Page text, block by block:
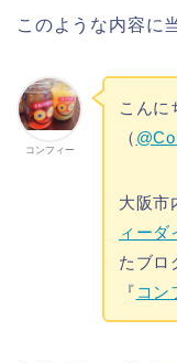
このような内容に
コンフィー
こんに
（
大阪市
ィーダ
たブロ
『 コン